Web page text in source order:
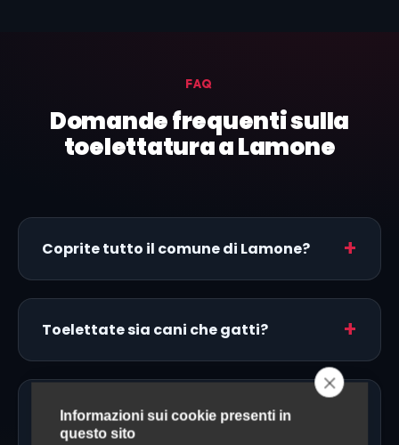
FAQ
Domande frequenti sulla
toelettatura a Lamone
Coprite tutto il comune di Lamone?
Toelettate sia cani che gatti?
Fate toelettatura a domicilio a
Lamone?
Informazioni sui cookie presenti in
questo sito